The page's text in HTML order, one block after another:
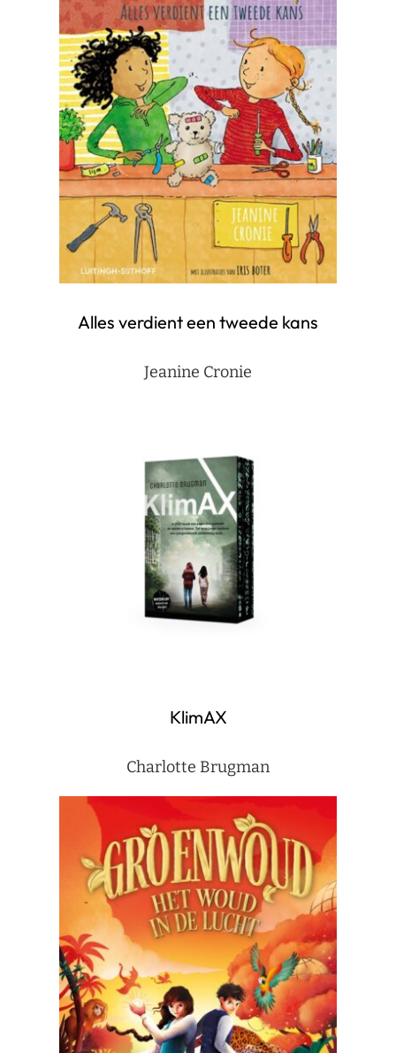
Alles verdient een tweede kans
Jeanine Cronie
KlimAX
Charlotte Brugman